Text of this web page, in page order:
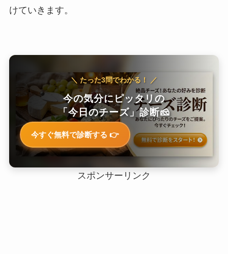
けていきます。
＼ たった3問でわかる！ ／
今の気分にピッタリの
「今日のチーズ」診断🧀
今すぐ無料で診断する 👉
スポンサーリンク